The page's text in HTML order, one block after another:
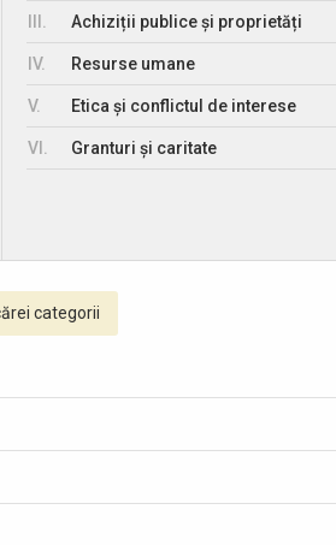
Achiziții publice și proprietăți
IV. Resurse umane
V. Etica și conflictul de interese
VI. Granturi și caritate
categorii